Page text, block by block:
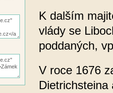
K dalším
vlády se
poddaných,
V roce 1676